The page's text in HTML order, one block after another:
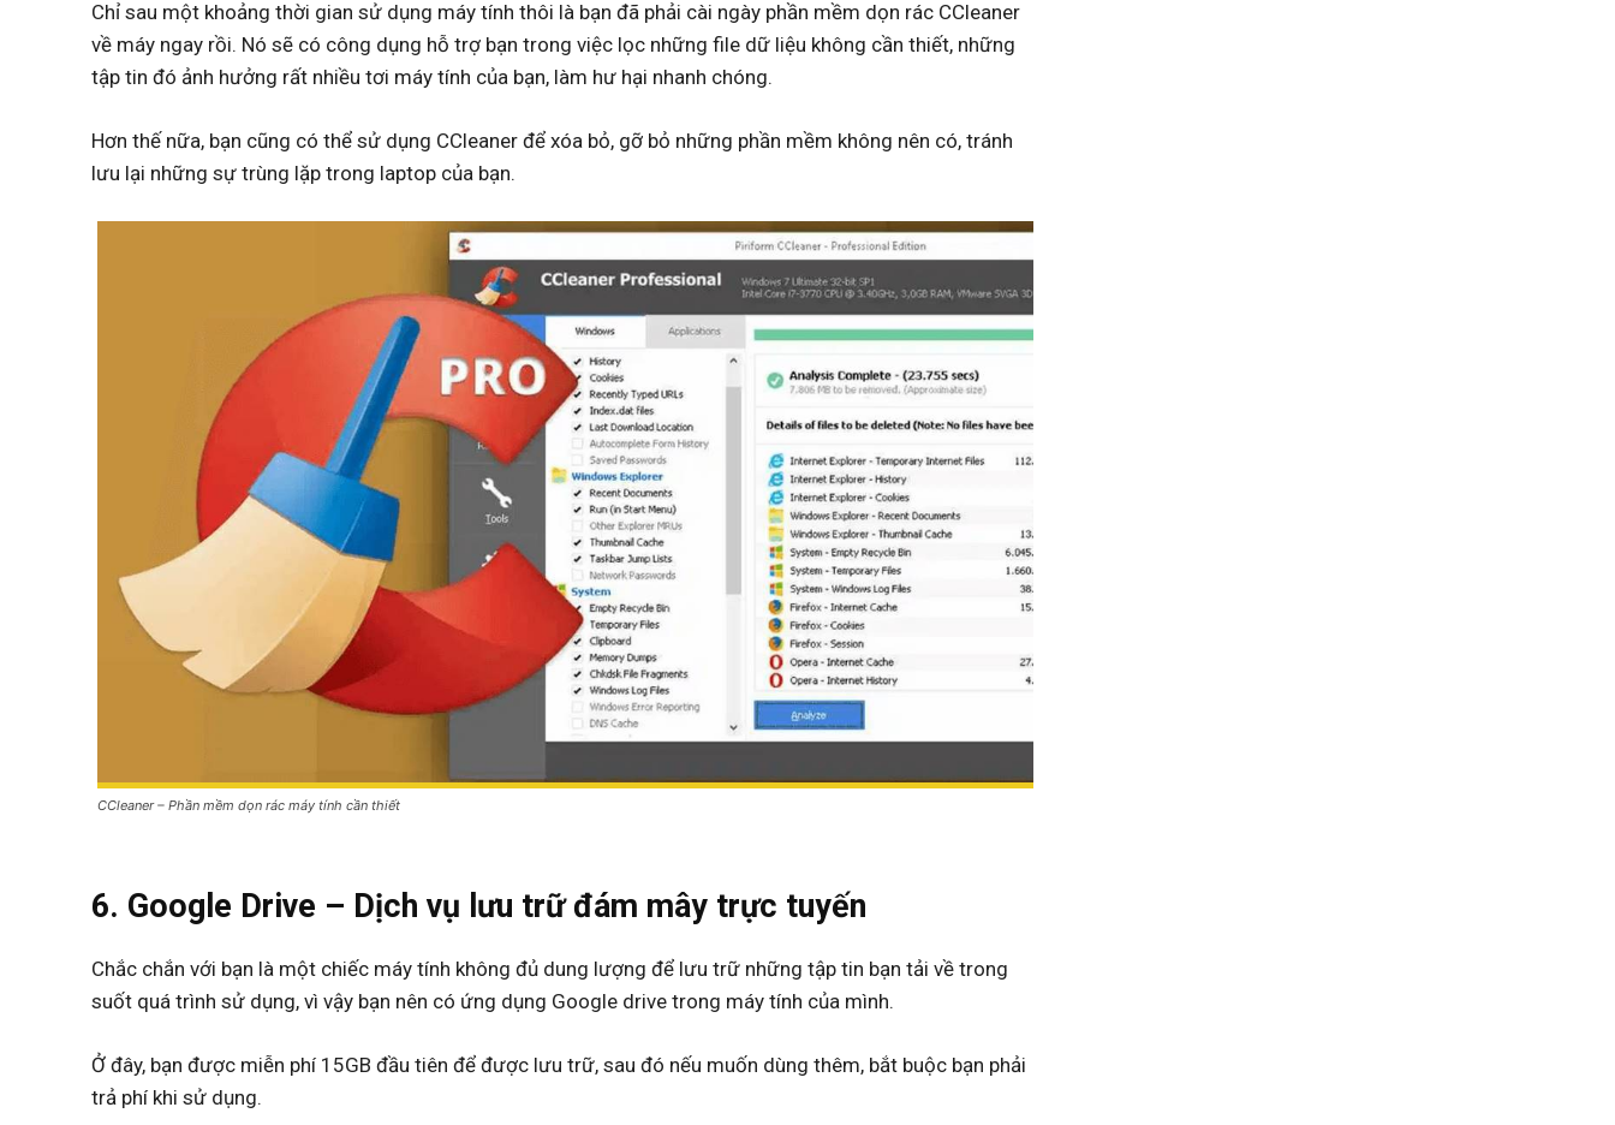
Chỉ sau một khoảng thời gian sử dụng máy tính thôi là bạn đã phải cài ngày phần mềm dọn rác CCleaner
về máy ngay rồi. Nó sẽ có công dụng hỗ trợ bạn trong việc lọc những file dữ liệu không cần thiết, những
tập tin đó ảnh hưởng rất nhiều tơi máy tính của bạn, làm hư hại nhanh chóng.
Hơn thế nữa, bạn cũng có thể sử dụng CCleaner để xóa bỏ, gỡ bỏ những phần mềm không nên có, tránh
lưu lại những sự trùng lặp trong laptop của bạn.
CCleaner – Phần mềm dọn rác máy tính cần thiết
6. Google Drive – Dịch vụ lưu trữ đám mây trực tuyến
Chắc chắn với bạn là một chiếc máy tính không đủ dung lượng để lưu trữ những tập tin bạn tải về trong
suốt quá trình sử dụng, vì vậy bạn nên có ứng dụng Google drive trong máy tính của mình.
Ở đây, bạn được miễn phí 15GB đầu tiên để được lưu trữ, sau đó nếu muốn dùng thêm, bắt buộc bạn phải
trả phí khi sử dụng.